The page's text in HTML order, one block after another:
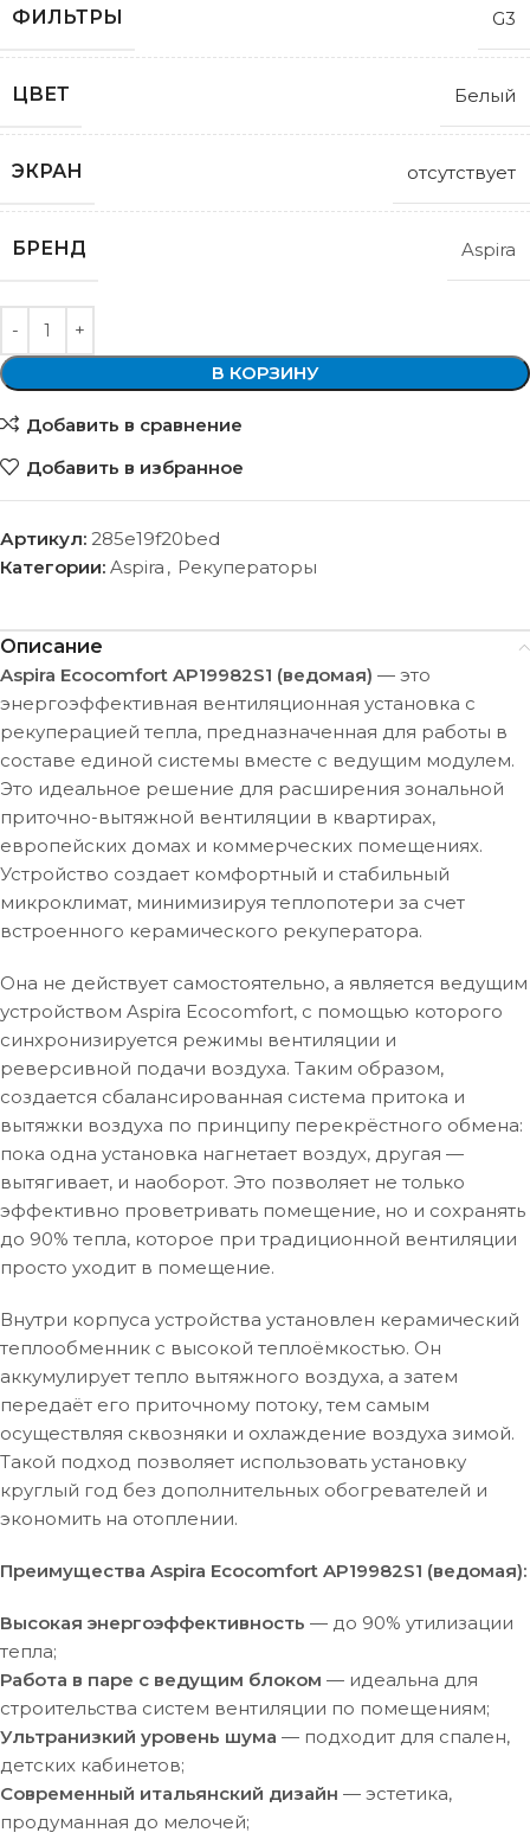
ФИЛЬТРЫ G3
ЦВЕТ Белый
ЭКРАН отсутствует
БРЕНД Aspira
В КОРЗИНУ
Добавить в сравнение
Добавить в избранное
Артикул: 285e19f20bed
Категории: Aspira , Рекуператоры
Описание
Aspira Ecocomfort AP19982S1 (ведомая) — это
энергоэффективная вентиляционная установка с
рекуперацией тепла, предназначенная для работы в
составе единой системы вместе с ведущим модулем.
Это идеальное решение для расширения зональной
приточно-вытяжной вентиляции в квартирах,
европейских домах и коммерческих помещениях.
Устройство создает комфортный и стабильный
микроклимат, минимизируя теплопотери за счет
встроенного керамического рекуператора.
Она не действует самостоятельно, а является ведущим
устройством Aspira Ecocomfort, с помощью которого
синхронизируется режимы вентиляции и
реверсивной подачи воздуха. Таким образом,
создается сбалансированная система притока и
вытяжки воздуха по принципу перекрёстного обмена:
пока одна установка нагнетает воздух, другая —
вытягивает, и наоборот. Это позволяет не только
эффективно проветривать помещение, но и сохранять
до 90% тепла, которое при традиционной вентиляции
просто уходит в помещение.
Внутри корпуса устройства установлен керамический
теплообменник с высокой теплоёмкостью. Он
аккумулирует тепло вытяжного воздуха, а затем
передаёт его приточному потоку, тем самым
осуществляя сквозняки и охлаждение воздуха зимой.
Такой подход позволяет использовать установку
круглый год без дополнительных обогревателей и
экономить на отоплении.
Преимущества Aspira Ecocomfort AP19982S1 (ведомая):
Высокая энергоэффективность — до 90% утилизации
тепла;
Работа в паре с ведущим блоком — идеальна для
строительства систем вентиляции по помещениям;
Ультранизкий уровень шума — подходит для спален,
детских кабинетов;
Современный итальянский дизайн — эстетика,
продуманная до мелочей;